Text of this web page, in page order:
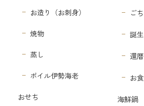
お造り（お刺身）
焼物
蒸し
ボイル伊勢海老
おせち
ご
誕
還
お
海鮮鍋